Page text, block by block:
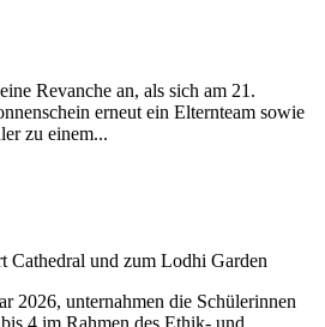
Revanche an, als sich am 21.
erneut ein Elternteam sowie
zu einem...
Cathedral und zum Lodhi Garden
2026, unternahmen die Schülerinnen
4 im Rahmen des Ethik- und